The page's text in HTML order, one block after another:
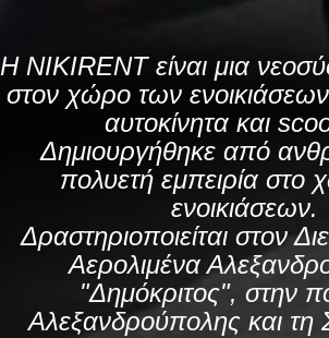
H NIKIRENT είναι μια
στον χώρο των
αυτοκίνητα και
Δημιουργήθηκε από
πολυετή εμπειρία στο
ενοικιάσεων.
Δραστηριοποιείται στον
Αερολιμένα
"Δημόκριτος", στην
Αλεξανδρούπολης και τη